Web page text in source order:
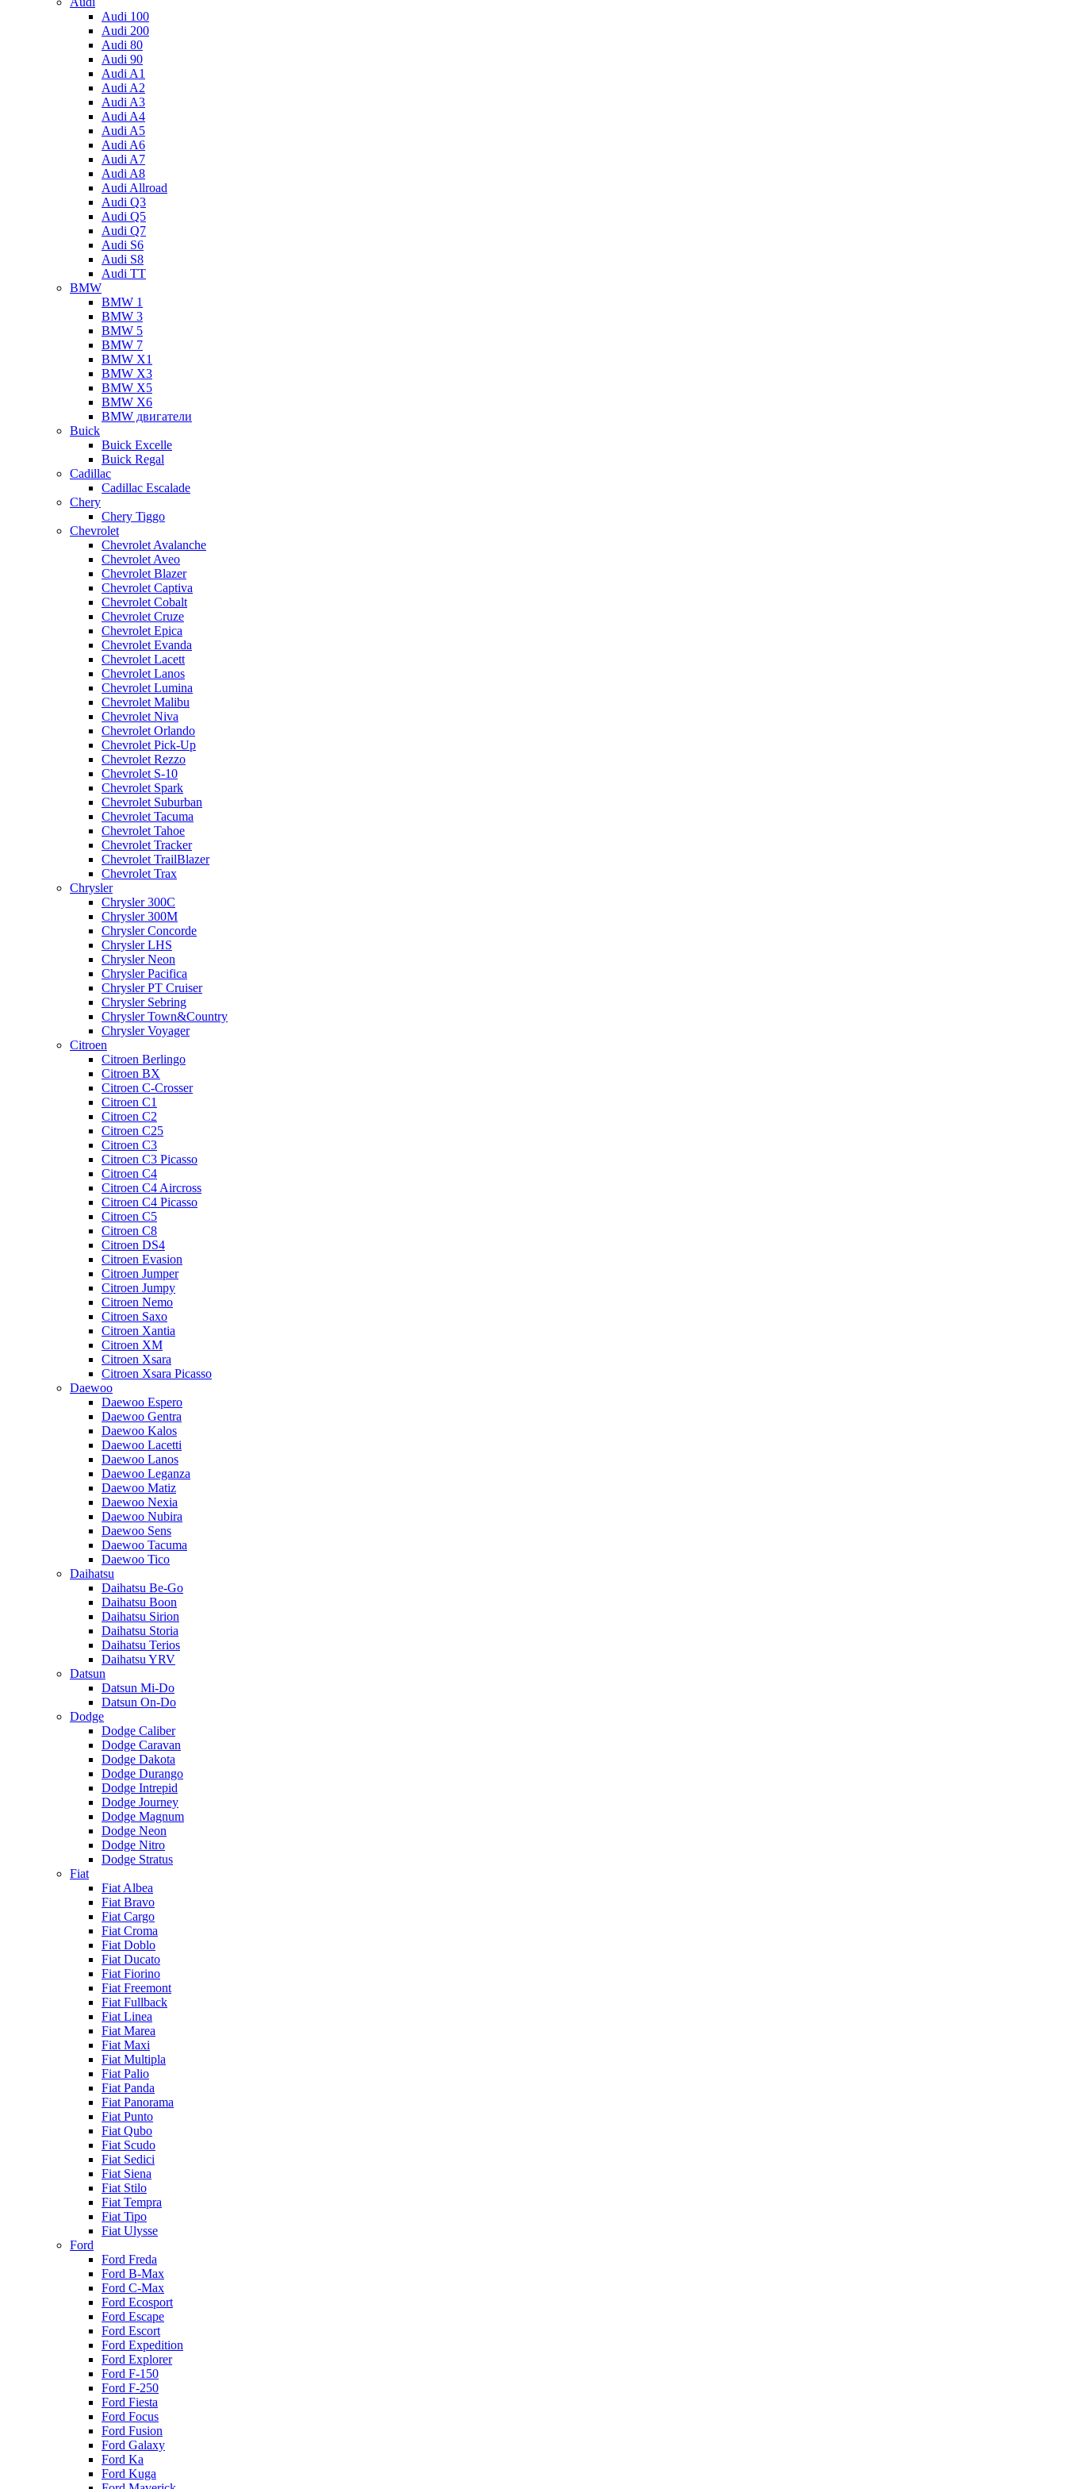
Audi 100
Audi 200
Audi 80
Audi 90
Audi A1
Audi A2
Audi A3
Audi A4
Audi A5
Audi A6
Audi A7
Audi A8
Audi Allroad
Audi Q3
Audi Q5
Audi Q7
Audi S6
Audi S8
Audi TT
BMW
BMW 1
BMW 3
BMW 5
BMW 7
BMW X1
BMW X3
BMW X5
BMW X6
BMW двигатели
Buick
Buick Excelle
Buick Regal
Cadillac
Cadillac Escalade
Chery
Chery Tiggo
Chevrolet
Chevrolet Avalanche
Chevrolet Aveo
Chevrolet Blazer
Chevrolet Captiva
Chevrolet Cobalt
Chevrolet Cruze
Chevrolet Epica
Chevrolet Evanda
Chevrolet Lacett
Chevrolet Lanos
Chevrolet Lumina
Chevrolet Malibu
Chevrolet Niva
Chevrolet Orlando
Chevrolet Pick-Up
Chevrolet Rezzo
Chevrolet S-10
Chevrolet Spark
Chevrolet Suburban
Chevrolet Tacuma
Chevrolet Tahoe
Chevrolet Tracker
Chevrolet TrailBlazer
Chevrolet Trax
Chrysler
Chrysler 300C
Chrysler 300M
Chrysler Concorde
Chrysler LHS
Chrysler Neon
Chrysler Pacifica
Chrysler PT Cruiser
Chrysler Sebring
Chrysler Town&Country
Chrysler Voyager
Citroen
Citroen Berlingo
Citroen BX
Citroen C-Crosser
Citroen C1
Citroen C2
Citroen C25
Citroen C3
Citroen C3 Picasso
Citroen C4
Citroen C4 Aircross
Citroen C4 Picasso
Citroen C5
Citroen C8
Citroen DS4
Citroen Evasion
Citroen Jumper
Citroen Jumpy
Citroen Nemo
Citroen Saxo
Citroen Xantia
Citroen XM
Citroen Xsara
Citroen Xsara Picasso
Daewoo
Daewoo Espero
Daewoo Gentra
Daewoo Kalos
Daewoo Lacetti
Daewoo Lanos
Daewoo Leganza
Daewoo Matiz
Daewoo Nexia
Daewoo Nubira
Daewoo Sens
Daewoo Tacuma
Daewoo Tico
Daihatsu
Daihatsu Be-Go
Daihatsu Boon
Daihatsu Sirion
Daihatsu Storia
Daihatsu Terios
Daihatsu YRV
Datsun
Datsun Mi-Do
Datsun On-Do
Dodge
Dodge Caliber
Dodge Caravan
Dodge Dakota
Dodge Durango
Dodge Intrepid
Dodge Journey
Dodge Magnum
Dodge Neon
Dodge Nitro
Dodge Stratus
Fiat
Fiat Albea
Fiat Bravo
Fiat Cargo
Fiat Croma
Fiat Doblo
Fiat Ducato
Fiat Fiorino
Fiat Freemont
Fiat Fullback
Fiat Linea
Fiat Marea
Fiat Maxi
Fiat Multipla
Fiat Palio
Fiat Panda
Fiat Panorama
Fiat Punto
Fiat Qubo
Fiat Scudo
Fiat Sedici
Fiat Siena
Fiat Stilo
Fiat Tempra
Fiat Tipo
Fiat Ulysse
Ford
Ford Freda
Ford B-Max
Ford C-Max
Ford Ecosport
Ford Escape
Ford Escort
Ford Expedition
Ford Explorer
Ford F-150
Ford F-250
Ford Fiesta
Ford Focus
Ford Fusion
Ford Galaxy
Ford Ka
Ford Kuga